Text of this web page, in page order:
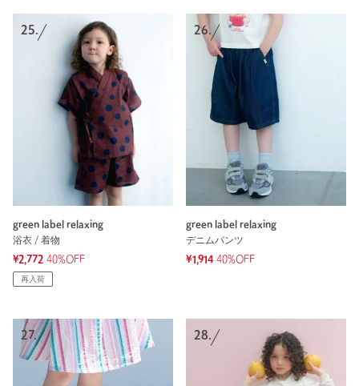
25.
green label relaxing
浴衣 / 着物
¥2,772 40%OFF
再入荷
26.
green label relaxing
デニムパンツ
¥1,914 40%OFF
27. 28.